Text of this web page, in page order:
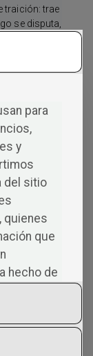
traición: trae
se disputa,
fin creen
tal vez lo
para
y
del sitio
quienes
que
hecho de